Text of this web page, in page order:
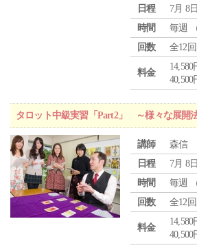
日程
7月 8
時間
毎週
回数
全12回
料金
40,500
タロット中級実習「Part2」 ～様々な展開
講師
森信
日程
7月 8
時間
毎週
回数
全12回
料金
40,500